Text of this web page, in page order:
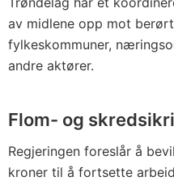
av midlene opp mot
fylkeskommuner,
andre aktører.
Flom- og
Regjeringen foreslår å
kroner til å fortsette